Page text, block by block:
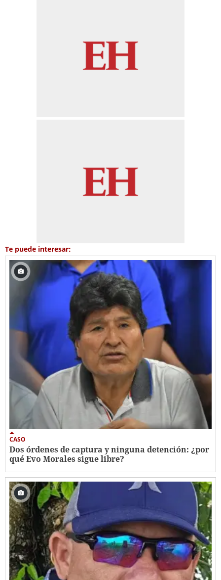
Te puede interesar:
CASO
Dos órdenes de captura y ninguna detención: ¿por
qué Evo Morales sigue libre?